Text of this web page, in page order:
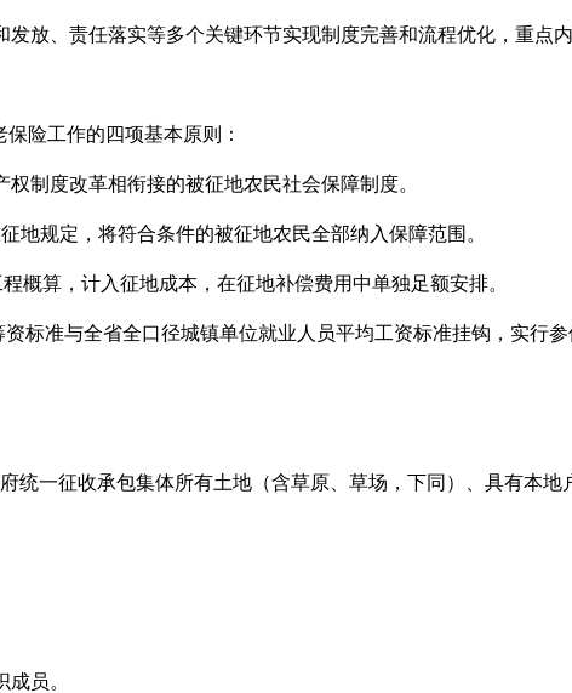
放、责任落实等多个关键环节实现制度完善和流程优化，重点内
险工作的四项基本原则：
制度改革相衔接的被征地农民社会保障制度。
地规定，将符合条件的被征地农民全部纳入保障范围。
概算，计入征地成本，在征地补偿费用中单独足额安排。
标准与全省全口径城镇单位就业人员平均工资标准挂钩，实行
统一征收承包集体所有土地（含草原、草场，下同）、具有本地
员。